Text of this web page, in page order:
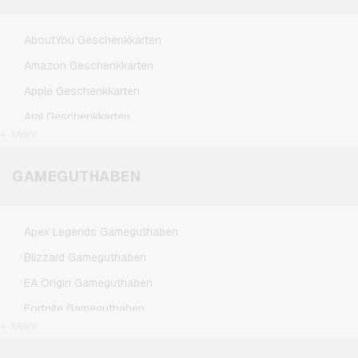
AboutYou Geschenkkarten
Amazon Geschenkkarten
Apple Geschenkkarten
Aral Geschenkkarten
BestChoice Premium Geschenkkarten
GAMEGUTHABEN
Apex Legends Gameguthaben
Blizzard Gameguthaben
EA Origin Gameguthaben
Fortnite Gameguthaben